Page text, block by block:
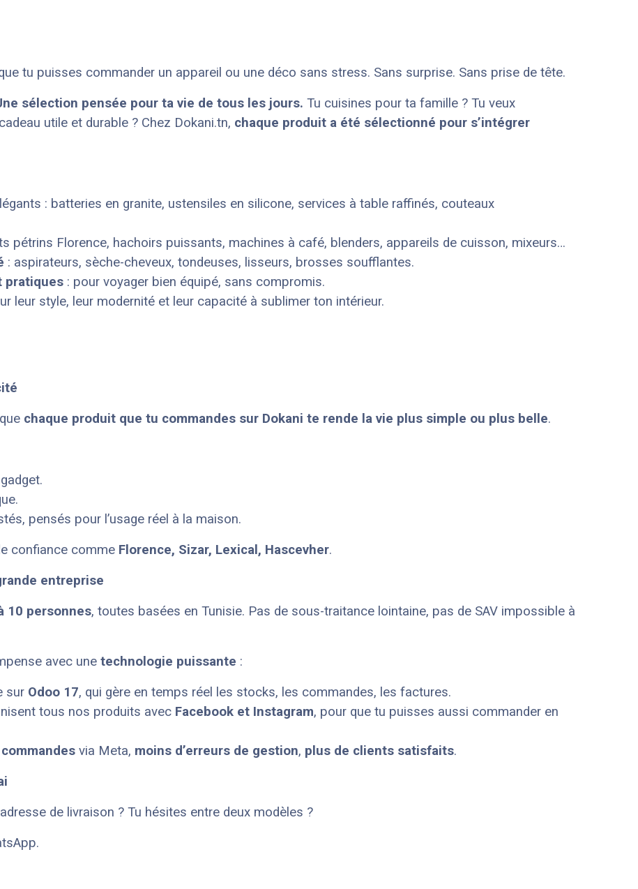
tu puisses commander un appareil ou une déco sans stress. Sans surprise. Sans prise de tête.
sélection pensée pour ta vie de tous les jours. Tu cuisines pour ta famille ? Tu veux
utile et durable ? Chez Dokani.tn, chaque produit a été sélectionné pour s’intégrer
: batteries en granite, ustensiles en silicone, services à table raffinés, couteaux
pétrins Florence, hachoirs puissants, machines à café, blenders, appareils de cuisson, mixeurs…
: aspirateurs, sèche-cheveux, tondeuses, lisseurs, brosses soufflantes.
pratiques: pour voyager bien équipé, sans compromis.
leur style, leur modernité et leur capacité à sublimer ton intérieur.
chaque produit que tu commandes sur Dokani te rende la vie plus simple ou plus belle.
pensés pour l’usage réel à la maison.
confiance comme Florence, Sizar, Lexical, Hascevher.
entreprise
10 personnes, toutes basées en Tunisie. Pas de sous-traitance lointaine, pas de SAV impossible à
avec une technologie puissante :
sur Odoo 17, qui gère en temps réel les stocks, les commandes, les factures.
tous nos produits avec Facebook et Instagram, pour que tu puisses aussi commander en
via Meta, moins d’erreurs de gestion, plus de clients satisfaits.
de livraison ? Tu hésites entre deux modèles ?